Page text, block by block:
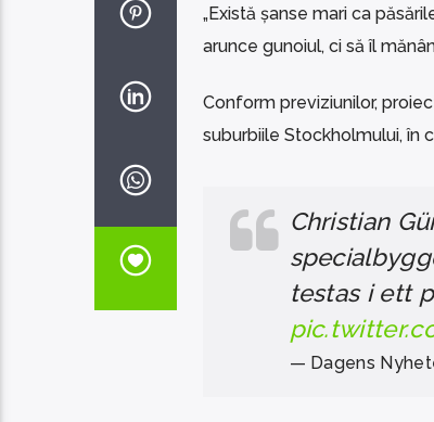
„Există șanse mari ca
arunce gunoiul, ci să îl
Conform previziunilor,
suburbiile Stockholmului, în
Christian
testas i ett
— Dagens